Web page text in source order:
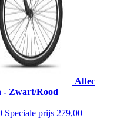
Altec
- Zwart/Rood
Speciale prijs 279,00